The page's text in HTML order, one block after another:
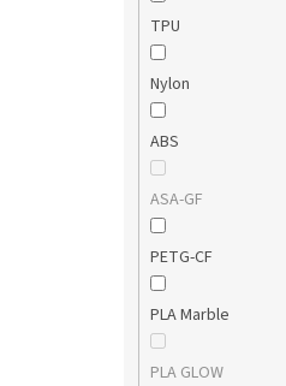
TPU
Nylon
ABS
ASA-GF
PETG-CF
PLA Marble
PLA GLOW